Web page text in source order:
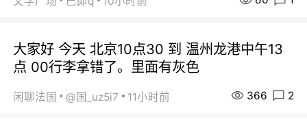
大家好 今天 北京10点30 到 温州龙港中午13
点 00行李拿错了。里面有灰色
闲聊法国 @国_uz5i7 11小时前 366 2